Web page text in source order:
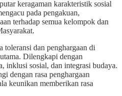
keragaman karakteristik sosial
pada pengakuan,
terhadap semua kelompok dan
dan penghargaan di
Dilengkapi dengan
inklusi sosial, dan integrasi budaya.
dengan rasa penghargaan
keunikan memberikan rasa